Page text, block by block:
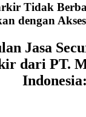
Tidak
dengan
Jasa
dari PT.
Indonesia: